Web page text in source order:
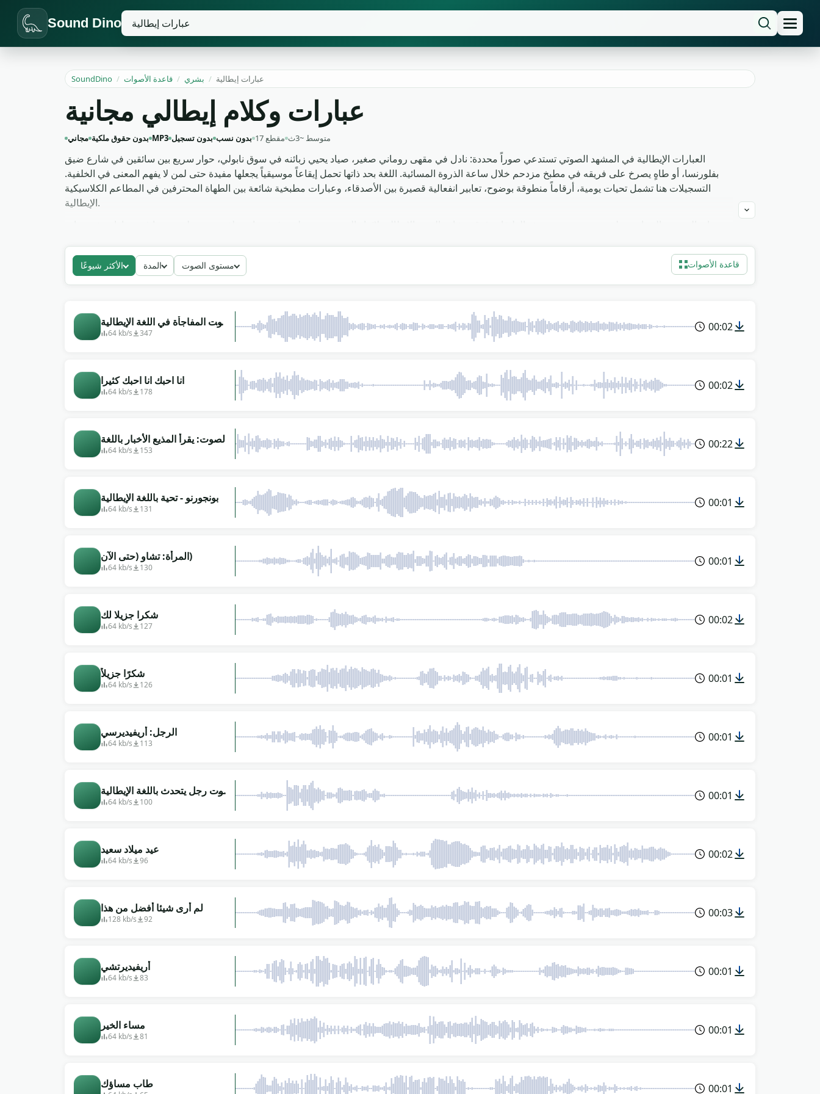
Sound Dino
SoundDino / قاعدة الأصوات / بشري / عبارات إيطالية
عبارات وكلام إيطالي مجانية
مجاني بدون حقوق ملكية MP3 بدون تسجيل بدون نسب 17 مقطع متوسط ~3ث
العبارات الإيطالية في المشهد الصوتي تستدعي صوراً محددة: نادل في مقهى روماني صغير، صياد يحيي زبائنه في سوق نابولي، حوار سريع بين سائقين في شارع ضيق
بفلورنسا، أو طاهٍ يصرخ على فريقه في مطبخ مزدحم خلال ساعة الذروة المسائية. اللغة بحد ذاتها تحمل إيقاعاً موسيقياً يجعلها مفيدة حتى لمن لا يفهم المعنى في الخلفية.
التسجيلات هنا تشمل تحيات يومية، أرقاماً منطوقة بوضوح، تعابير انفعالية قصيرة بين الأصدقاء، وعبارات مطبخية شائعة بين الطهاة المحترفين في المطاعم الكلاسيكية
الإيطالية.
مشروع تجاري أو تعليمي بدون قيود لاحقة.
الأكثر شيوعًا المدة مستوى الصوت قاعدة الأصوات
صوت المفاجأة في اللغة الإيطالية
&quot;ماما ميا&quot; (ماما،
64 kb/s 347 00:02
انا احبك انا احبك كثيرا
64 kb/s 178 00:02
الصوت: يقرأ المذيع الأخبار باللغة
الإيطالية
64 kb/s 153 00:22
بونجورنو - تحية باللغة الإيطالية
64 kb/s 131 00:01
المرأة: تشاو (حتى الآن)
64 kb/s 130 00:01
شكرا جزيلا لك
64 kb/s 127 00:02
شكرًا جزيلاً
64 kb/s 126 00:01
الرجل: أريفيديرسي
64 kb/s 113 00:01
صوت رجل يتحدث باللغة الإيطالية
64 kb/s 100 00:01
عيد ميلاد سعيد
64 kb/s 96 00:02
لم أرى شيئا أفضل من هذا
128 kb/s 92 00:03
أريفيديرتشي
64 kb/s 83 00:01
مساء الخير
64 kb/s 81 00:01
طاب مساؤك 00:01